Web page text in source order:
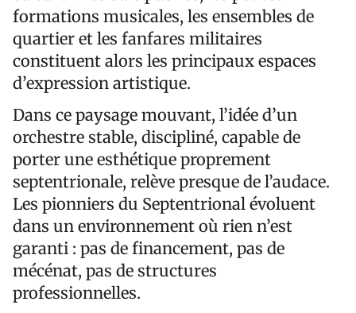
formations musicales, les ensembles de
quartier et les fanfares militaires
constituent alors les principaux espaces
d’expression artistique.
Dans ce paysage mouvant, l’idée d’un
orchestre stable, discipliné, capable de
porter une esthétique proprement
septentrionale, relève presque de l’audace.
Les pionniers du Septentrional évoluent
dans un environnement où rien n’est
garanti : pas de financement, pas de
mécénat, pas de structures
professionnelles.